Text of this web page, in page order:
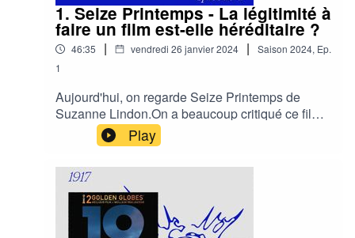
1. Seize Printemps - La légitimité à
faire un film est-elle héréditaire ?
46:35 | vendredi 26 janvier 2024 | Saison 2024, Ep.
1
Aujourd'hui, on regarde Seize Printemps de
Suzanne Lindon.On a beaucoup critiqué ce film
avant même de le voir alors on a voulu le
regarder pour comprendre si notre énervement
était justifié...Attention c'est chaud !Tous les 15
jours, c’est comme aller au ciné avec ses potes :
on découvre un film et on y réagit à chaud 🎙️🎬🔥
Cet épisode a été enregistré le 07.12.2023
Play